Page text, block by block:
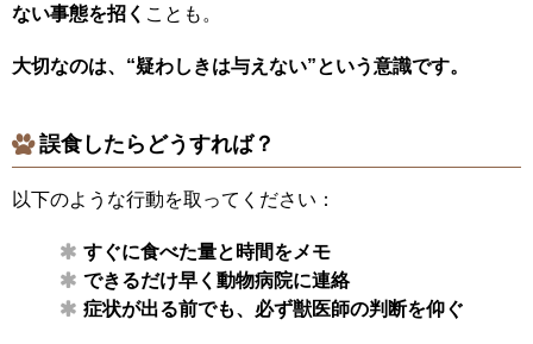
ない事態を招く ことも。
大切なのは、“疑わしきは与えない”という意識です。
誤食したらどうすれば？
以下のような行動を取ってください：
すぐに食べた量と時間をメモ
できるだけ早く動物病院に連絡
症状が出る前でも、必ず獣医師の判断を仰ぐ